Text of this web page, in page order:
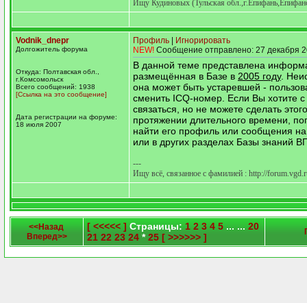
Ищу Кудиновых (Тульская
Vodnik_dnepr
Долгожитель форума
Откуда: Полтавская обл.,
г.Комсомольск
Всего сообщений: 1938
[Ссылка на это сообщение]
Дата регистрации на форуме:
18 июля 2007
Профиль
Игнорировать
NEW! Сообщение отправлено: 27 декабря
В данной теме представлена
размещённая в Базе в 2005 году.
она может быть устаревшей -
сменить ICQ-номер. Если Вы хотите
связаться, но не можете сделать
протяжении длительного времени,
найти его профиль или сообщения
или в других разделах Базы знаний
---
Ищу всё, связанное с фамилией : http://
<<Назад
Вперед>>
[ <<<<< ] Страницы: 1 2 3 4 5 ... ... 20
21 22 23 24 *25 [ >>>>>> ]